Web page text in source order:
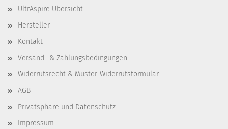
UltrAspire Übersicht
Hersteller
Kontakt
Versand- & Zahlungsbedingungen
Widerrufsrecht & Muster-Widerrufsformular
AGB
Privatsphäre und Datenschutz
Impressum